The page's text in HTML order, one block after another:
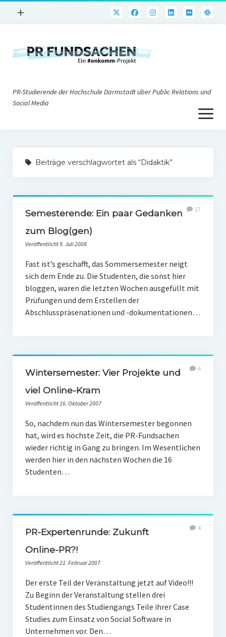
Menü
+
PR@h_da
Nonprofit-PR
Social Media
PR-Theorie
PR-Ethik
PR-Literatur
PR-Studien
Gesellschaft & Medien
Klimaneutrales Tanken
Zukunft der Bildung
Vom Trend zur Tonne
PR-Studierende der Hochschule Darmstadt über Public Relations und
Social Media
Menü
öffnen
Impressum
Beiträge verschlagwortet als “Didaktik”
Semesterende: Ein paar Gedanken
zum Blog(gen)
Veröffentlicht 9. Juli 2008
17
Fast ist’s geschafft, das Sommersemester neigt
sich dem Ende zu. Die Studenten, die sonst hier
bloggen, waren die letzten Wochen ausgefüllt mit
Prüfungen und dem Erstellen der
Abschlusspräsenationen und -dokumentationen…
Wintersemester: Vier Projekte und
viel Online-Kram
Veröffentlicht 16. Oktober 2007
6
So, nachdem nun das Wintersemester begonnen
hat, wird es höchste Zeit, die PR-Fundsachen
wieder richtig in Gang zu bringen. Im Wesentlichen
werden hier in den nächsten Wochen die 16
Studenten…
PR-Expertenrunde: Zukunft
Online-PR?!
Veröffentlicht 21. Februar 2007
4
Der erste Teil der Veranstaltung jetzt auf Video!!!
Zu Beginn der Veranstaltung stellen drei
Studentinnen des Studiengangs Teile ihrer Case
Studies zum Einsatz von Social Software in
Unternehmen vor. Den…